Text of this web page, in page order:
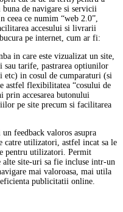
de navigare si servicii
ce numim “web 2.0”,
accesului si livrarii
pe internet, cum ar fi:
in care este vizualizat un site,
sau tarife, pastrarea optiunilor
etc) in cosul de cumparaturi (si
astfel flexibilitatea “cosului de
prin accesarea butonului
pe site precum si facilitarea
feedback valoros asupra
utilizatori, astfel incat sa le
pentru utilizatori. Permit
site-uri sa fie incluse intr-un
mai valoroasa, mai utila
publicitatii online.